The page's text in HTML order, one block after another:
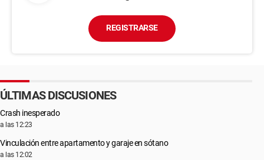
REGISTRARSE
ÚLTIMAS DISCUSIONES
Crash inesperado
a las 12:23
Vinculación entre apartamento y garaje en sótano
a las 12:02